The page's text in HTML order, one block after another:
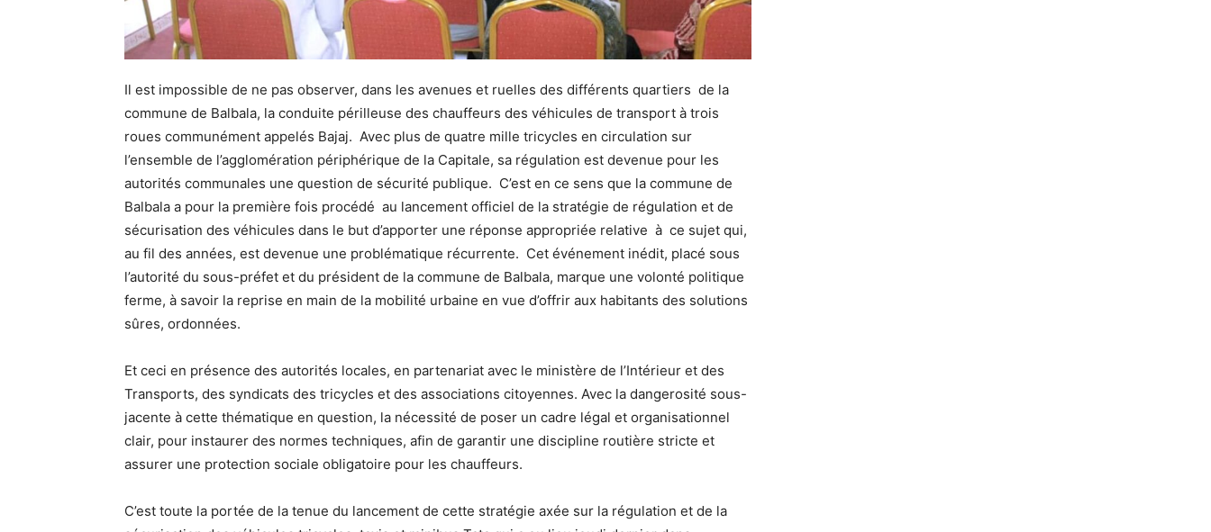
Il est impossible de ne pas observer, dans les avenues et ruelles des différents quartiers de la
commune de Balbala, la conduite périlleuse des chauffeurs des véhicules de transport à trois
roues communément appelés Bajaj. Avec plus de quatre mille tricycles en circulation sur
l’ensemble de l’agglomération périphérique de la Capitale, sa régulation est devenue pour les
autorités communales une question de sécurité publique. C’est en ce sens que la commune de
Balbala a pour la première fois procédé au lancement officiel de la stratégie de régulation et de
sécurisation des véhicules dans le but d’apporter une réponse appropriée relative à ce sujet qui,
au fil des années, est devenue une problématique récurrente. Cet événement inédit, placé sous
l’autorité du sous-préfet et du président de la commune de Balbala, marque une volonté politique
ferme, à savoir la reprise en main de la mobilité urbaine en vue d’offrir aux habitants des solutions
sûres, ordonnées.
Et ceci en présence des autorités locales, en partenariat avec le ministère de l’Intérieur et des
Transports, des syndicats des tricycles et des associations citoyennes. Avec la dangerosité sous-
jacente à cette thématique en question, la nécessité de poser un cadre légal et organisationnel
clair, pour instaurer des normes techniques, afin de garantir une discipline routière stricte et
assurer une protection sociale obligatoire pour les chauffeurs.
C’est toute la portée de la tenue du lancement de cette stratégie axée sur la régulation et de la